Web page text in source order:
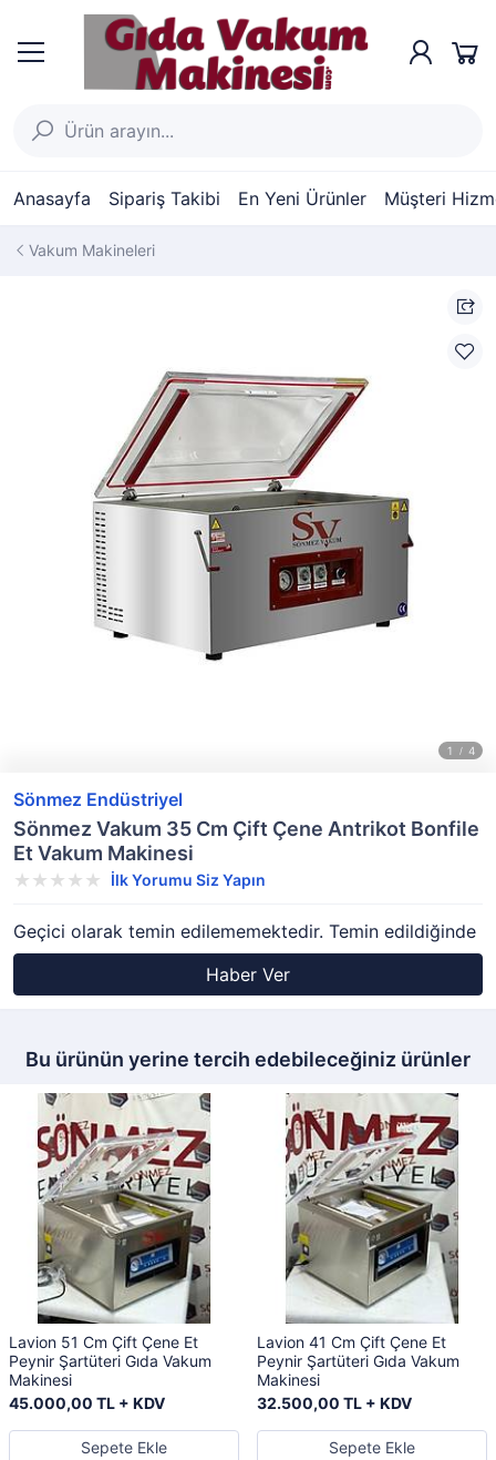
Anasayfa Sipariş Takibi En Yeni Ürünler Müşteri
Vakum Makineleri
Sönmez Endüstriyel
Sönmez Vakum 35 Cm Çift Çene Antrikot Bonfile
Et Vakum Makinesi
İlk Yorumu Siz Yapın
Geçici olarak temin edilememektedir. Temin edildiğinde
Haber Ver
Bu ürünün yerine tercih edebileceğiniz ürünler
Lavion 51 Cm Çift Çene Et
Peynir Şartüteri Gıda Vakum
Makinesi
45.000,00 TL + KDV
Sepete Ekle
Lavion 41 Cm Çift Çene Et
Peynir Şartüteri Gıda Vakum
Makinesi
32.500,00 TL + KDV
Sepete Ekle